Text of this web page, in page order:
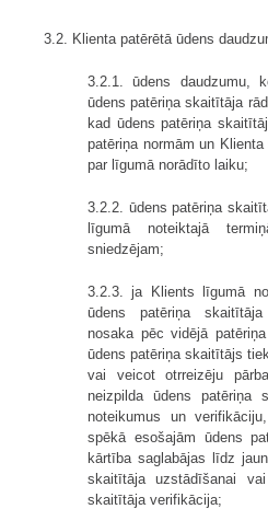
3.2. Klienta patērētā ūdens
3.2.1. ūdens daudzumu,
ūdens patēriņa skaitītāja
kad ūdens patēriņa
patēriņa normām un
par līgumā norādīto laiku;
3.2.2. ūdens patēriņa
līgumā noteiktajā
sniedzējam;
3.2.3. ja Klients līgumā
ūdens patēriņa
nosaka pēc vidējā
ūdens patēriņa skaitītājs
vai veicot otrreizēju
neizpilda ūdens patēriņa
noteikumus un
spēkā esošajām ūdens
kārtība saglabājas līdz
skaitītāja uzstādīšanai
skaitītāja verifikācija;